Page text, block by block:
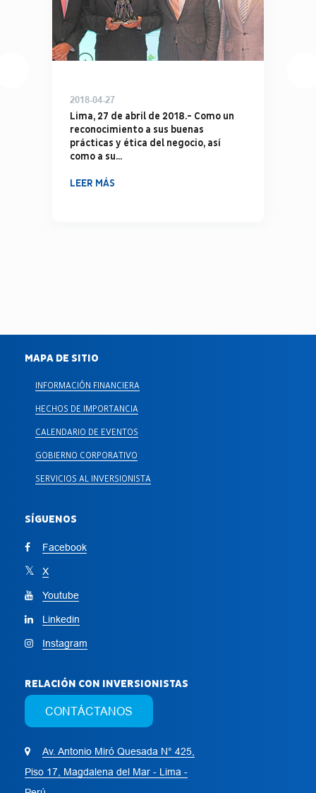
2018-04-27
Lima, 27 de abril de 2018.- Como un
reconocimiento a sus buenas
prácticas y ética del negocio, así
como a su...
LEER MÁS
MAPA DE SITIO
INFORMACIÓN FINANCIERA
HECHOS DE IMPORTANCIA
CALENDARIO DE EVENTOS
GOBIERNO CORPORATIVO
SERVICIOS AL INVERSIONISTA
SÍGUENOS
Facebook
X
Youtube
Linkedin
Instagram
RELACIÓN CON INVERSIONISTAS
CONTÁCTANOS
Av. Antonio Miró Quesada N° 425,
Piso 17, Magdalena del Mar - Lima -